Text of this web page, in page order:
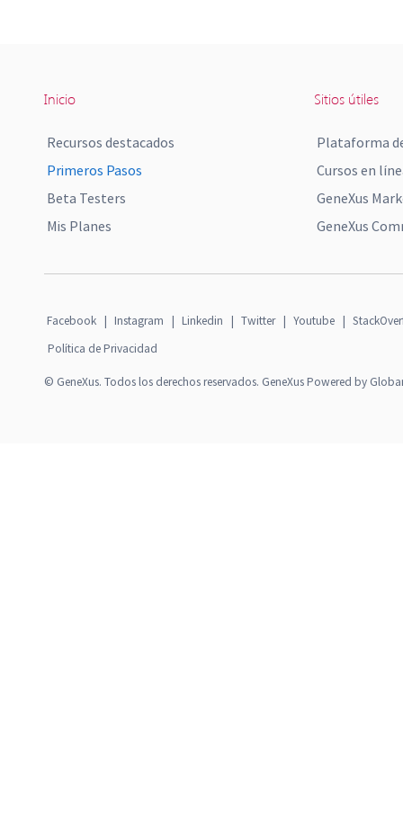
Inicio
Recursos destacados
Primeros Pasos
Beta Testers
Mis Planes
Sitios útiles
Plataforma
Cursos en
GeneXus
GeneXus
Facebook | Instagram | Linkedin | Twitter | Youtube |
Política de Privacidad
© GeneXus. Todos los derechos reservados. GeneXus Powered by